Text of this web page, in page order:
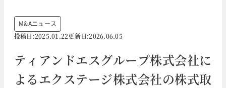
M&Aニュース
投稿日:2025.01.22更新日:2026.06.05
ティアンドエスグループ株式会社に
よるエクステージ株式会社の株式取